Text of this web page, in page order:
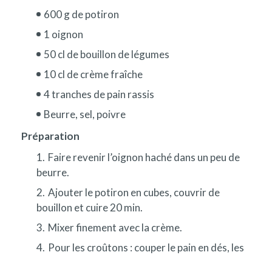
600 g de potiron
1 oignon
50 cl de bouillon de légumes
10 cl de crème fraîche
4 tranches de pain rassis
Beurre, sel, poivre
Préparation
Faire revenir l’oignon haché dans un peu de
beurre.
Ajouter le potiron en cubes, couvrir de
bouillon et cuire 20 min.
Mixer finement avec la crème.
Pour les croûtons : couper le pain en dés, les